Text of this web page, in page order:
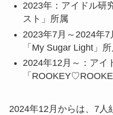
2023年：アイドル研
スト」所属
2023年7月～2024年
「My Sugar Light」
2024年12月～：アイ
「
2024年12月からは、7人